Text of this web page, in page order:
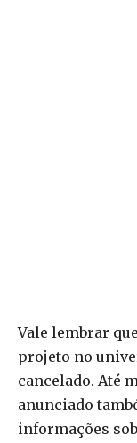
Vale lembrar
projeto no
cancelado. Até
anunciado
informações